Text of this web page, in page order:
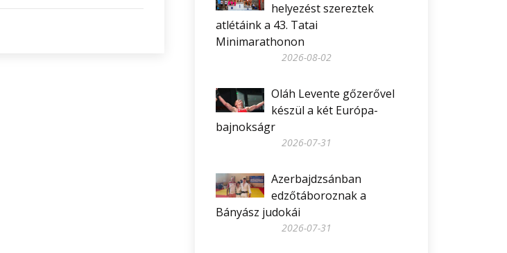
helyezést szereztek
atlétáink a 43. Tatai
Minimarathonon
2026-08-02
Oláh Levente gőzerővel
készül a két Európa-
bajnokságr
2026-07-31
Azerbajdzsánban
edzőtáboroznak a
Bányász judokái
2026-07-31